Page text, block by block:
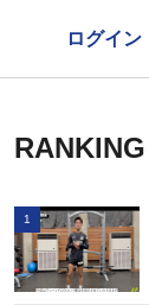
ログイン
RANKING
1